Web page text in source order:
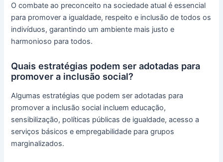
O combate ao preconceito na sociedade atual é essencial
para promover a igualdade, respeito e inclusão de todos os
indivíduos, garantindo um ambiente mais justo e
harmonioso para todos.
Quais estratégias podem ser adotadas para
promover a inclusão social?
Algumas estratégias que podem ser adotadas para
promover a inclusão social incluem educação,
sensibilização, políticas públicas de igualdade, acesso a
serviços básicos e empregabilidade para grupos
marginalizados.